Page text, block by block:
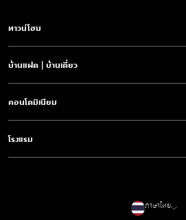
ทาวน์โฮม
บ้านแฝด | บ้านเดี่ยว
คอนโดมิเนียม
โรงแรม
ภาษาไทย